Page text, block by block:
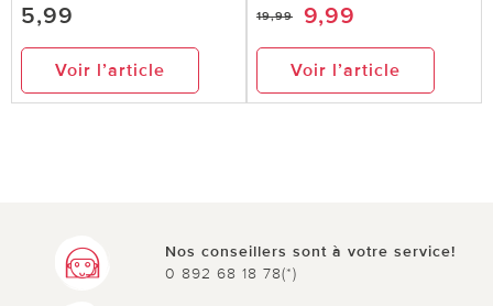
5,99
Voir l’article
19,99 9,99
Voir l’article
Nos conseillers sont à votre service!
0 892 68 18 78(*)